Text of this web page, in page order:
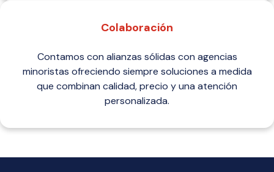
Colaboración
Contamos con alianzas sólidas con agencias
minoristas ofreciendo siempre soluciones a medida
que combinan calidad, precio y una atención
personalizada.